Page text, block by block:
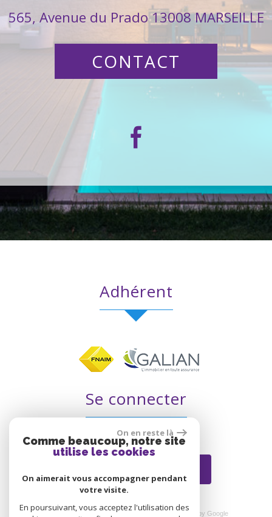
565, Avenue du Prado 13008 MARSEILLE
CONTACT
Adhérent
Se connecter
© 2026 | Tous droits réservés | Traduction powered by Google
On en reste là
Comme beaucoup, notre site
utilise les cookies
On aimerait vous accompagner pendant
votre visite.
En poursuivant, vous acceptez l'utilisation des